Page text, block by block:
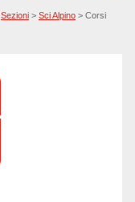
Sezioni > Sci Alpino > Corsi